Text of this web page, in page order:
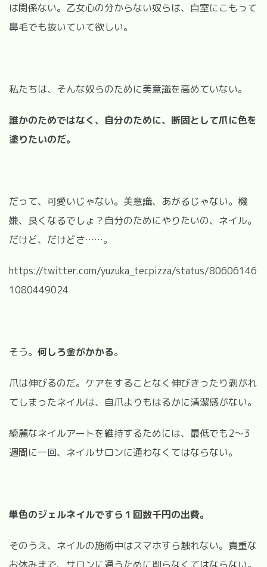
は関係ない。乙女心の分からない奴らは、自室にこもって
鼻毛でも抜いていて欲しい。
私たちは、そんな奴らのために美意識を高めていない。
誰かのためではなく、自分のために、断固として爪に色を
塗りたいのだ。
だって、可愛いじゃない。美意識、あがるじゃない。機
嫌、良くなるでしょ？自分のためにやりたいの、ネイル。
だけど、だけどさ……。
https://twitter.com/yuzuka_tecpizza/status/80606146
1080449024
そう。 何しろ金がかかる。
爪は伸びるのだ。ケアをすることなく伸びきったり剥がれ
てしまったネイルは、自爪よりもはるかに清潔感がない。
綺麗なネイルアートを維持するためには、最低でも2～3
週間に一回、ネイルサロンに通わなくてはならない。
単色のジェルネイルですら１回数千円の出費。
そのうえ、ネイルの施術中はスマホすら触れない。貴重な
お休みまで、サロンに通うために削らなくてはならない。